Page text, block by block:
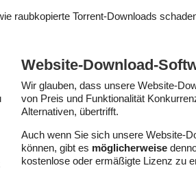
raubkopierte Torrent-Downloads
Website-Download-
Wir glauben, dass unsere Website-
von Preis und Funktionalität
Alternativen, übertrifft.
Auch wenn Sie sich unsere Website-
können, gibt es möglicherweise
kostenlose oder ermäßigte Lizenz zu